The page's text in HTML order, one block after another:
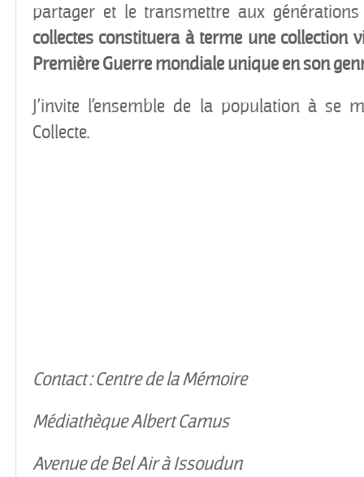
partager et le transmettre aux
collectes constituera à terme une collection
Première Guerre mondiale unique en son
J’invite l’ensemble de la population à se
Collecte.
Contact : Centre de la Mémoire
Médiathèque Albert Camus
Avenue de Bel Air à Issoudun